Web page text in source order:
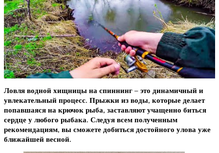
Ловля водной хищницы на спиннинг – это динамичный и
увлекательный процесс. Прыжки из воды, которые делает
попавшаяся на крючок рыба, заставляют учащенно биться
сердце у любого рыбака. Следуя всем полученным
рекомендациям, вы сможете добиться достойного улова уже
ближайшей весной.